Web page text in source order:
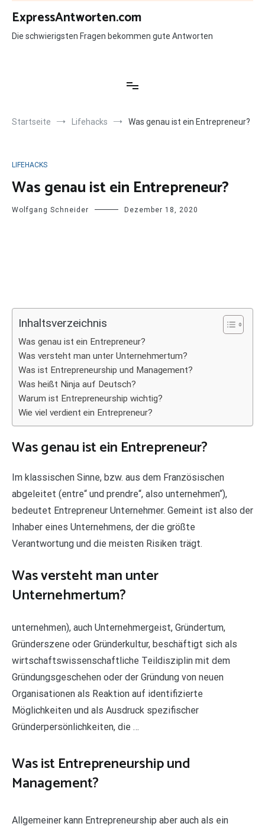
Zum
Inhalt
springen
ExpressAntworten.com
Die schwierigsten Fragen bekommen gute Antworten
Startseite Lifehacks Was genau ist ein Entrepreneur?
LIFEHACKS
Was genau ist ein Entrepreneur?
Wolfgang Schneider Dezember 18, 2020
Inhaltsverzeichnis
Was genau ist ein Entrepreneur?
Was versteht man unter Unternehmertum?
Was ist Entrepreneurship und Management?
Was heißt Ninja auf Deutsch?
Warum ist Entrepreneurship wichtig?
Wie viel verdient ein Entrepreneur?
Was genau ist ein Entrepreneur?
Im klassischen Sinne, bzw. aus dem Französischen
abgeleitet (entre“ und prendre“, also unternehmen“),
bedeutet Entrepreneur Unternehmer. Gemeint ist also der
Inhaber eines Unternehmens, der die größte
Verantwortung und die meisten Risiken trägt.
Was versteht man unter
Unternehmertum?
unternehmen), auch Unternehmergeist, Gründertum,
Gründerszene oder Gründerkultur, beschäftigt sich als
wirtschaftswissenschaftliche Teildisziplin mit dem
Gründungsgeschehen oder der Gründung von neuen
Organisationen als Reaktion auf identifizierte
Möglichkeiten und als Ausdruck spezifischer
Gründerpersönlichkeiten, die …
Was ist Entrepreneurship und
Management?
Allgemeiner kann Entrepreneurship aber auch als ein